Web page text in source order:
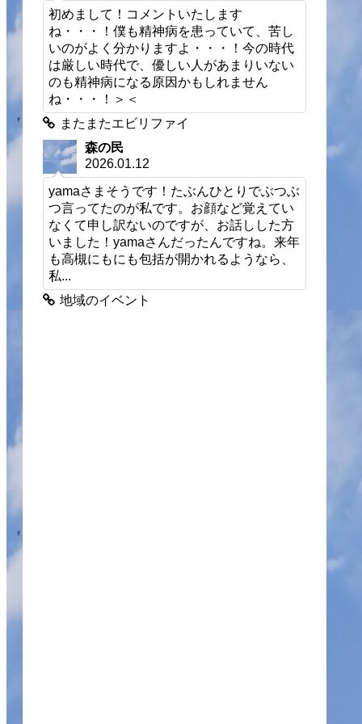
初めまして！コメントいたします
ね・・・！僕も精神病を患っていて、苦し
いのがよく分かりますよ・・・！今の時代
は厳しい時代で、優しい人があまりいない
のも精神病になる原因かもしれません
ね・・・！＞＜
またまたエビリファイ
森の民
2026.01.12
yamaさまそうです！たぶんひとりでぶつぶ
つ言ってたのが私です。お顔など覚えてい
なくて申し訳ないのですが、お話しした方
いました！yamaさんだったんですね。来年
も高槻にもにも包括が開かれるようなら、
私...
地域のイベント